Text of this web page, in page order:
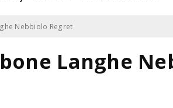
Nebbiolo Regret
Langhe